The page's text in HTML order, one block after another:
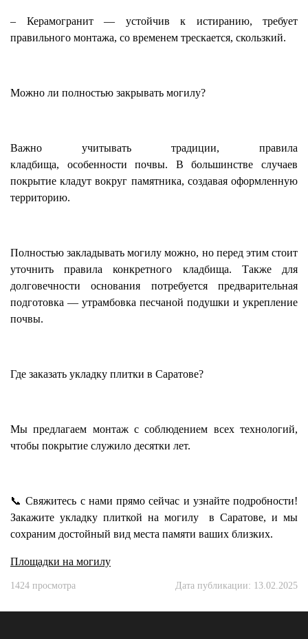
– Керамогранит — устойчив к истиранию, требует
правильного монтажа, со временем трескается, скользкий.
Можно ли полностью закрывать могилу?
Важно учитывать традиции, правила
кладбища, особенности почвы. В большинстве случаев
покрытие кладут вокруг памятника, создавая оформленную
территорию.
Полностью закладывать могилу можно, но перед этим стоит
уточнить правила конкретного кладбища. Также для
долговечности основания потребуется предварительная
подготовка — утрамбовка песчаной подушки и укрепление
почвы.
Где заказать укладку плитки в Саратове?
Мы предлагаем монтаж с соблюдением всех технологий,
чтобы покрытие служило десятки лет.
📞 Свяжитесь с нами прямо сейчас и узнайте подробности!
Закажите укладку плиткой на могилу в Саратове, и мы
сохраним достойный вид места памяти ваших близких.
Площадки на могилу
1424 просмотра Дата публикации: 13.02.2025